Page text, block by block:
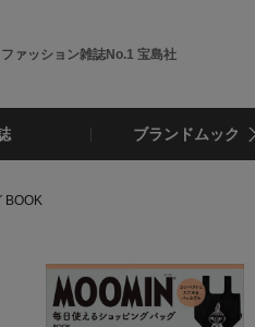
ァッション雑誌No.1 宝島社
ブランドムック
BOOK